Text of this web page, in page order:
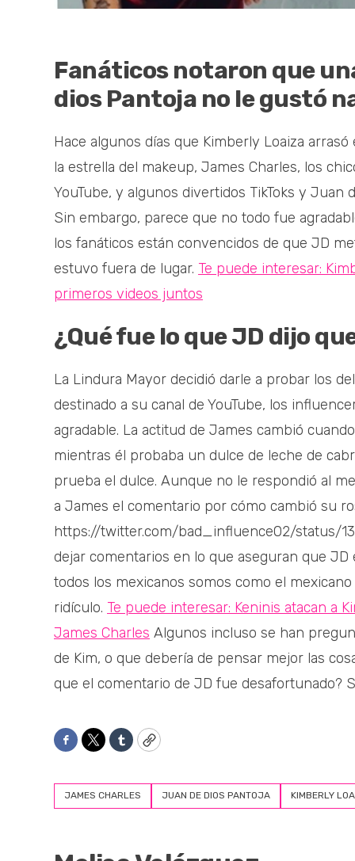
Fanáticos notaron que
dios Pantoja no le gustó
Hace algunos días que Kimberly Loaiza
la estrella del makeup, James Charles, los
YouTube, y algunos divertidos TikToks y
Sin embargo, parece que no todo fue
los fanáticos están convencidos de que JD
estuvo fuera de lugar. Te puede interesar:
primeros videos juntos
¿Qué fue lo que JD dijo
La Lindura Mayor decidió darle a probar los
destinado a su canal de YouTube, los
agradable. La actitud de James cambió
mientras él probaba un dulce de leche de
prueba el dulce. Aunque no le respondió al
a James el comentario por cómo cambió su
https://twitter.com/bad_influence02/status/
dejar comentarios en lo que aseguran que
todos los mexicanos somos como el
ridículo. Te puede interesar: Keninis atacan a
James Charles Algunos incluso se han
de Kim, o que debería de pensar mejor las
que el comentario de JD fue desafortunado?
Facebook
TwitterTumblrCopy
JAMES CHARLES JUAN DE DIOS PANTOJA KIMBERLY